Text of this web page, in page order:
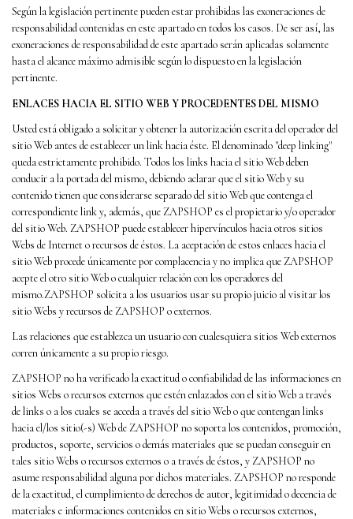
Según la legislación pertinente pueden estar prohibidas las exoneraciones de
responsabilidad contenidas en este apartado en todos los casos. De ser así, las
exoneraciones de responsabilidad de este apartado serán aplicadas solamente
hasta el alcance máximo admisible según lo dispuesto en la legislación
pertinente.
ENLACES HACIA EL SITIO WEB Y PROCEDENTES DEL MISMO
Usted está obligado a solicitar y obtener la autorización escrita del operador del
sitio Web antes de establecer un link hacia éste. El denominado "deep linking"
queda estrictamente prohibido. Todos los links hacia el sitio Web deben
conducir a la portada del mismo, debiendo aclarar que el sitio Web y su
contenido tienen que considerarse separado del sitio Web que contenga el
correspondiente link y, además, que ZAPSHOP es el propietario y/o operador
del sitio Web. ZAPSHOP puede establecer hipervínculos hacia otros sitios
Webs de Internet o recursos de éstos. La aceptación de estos enlaces hacia el
sitio Web procede únicamente por complacencia y no implica que ZAPSHOP
acepte el otro sitio Web o cualquier relación con los operadores del
mismo.ZAPSHOP solicita a los usuarios usar su propio juicio al visitar los
sitio Webs y recursos de ZAPSHOP o externos.
Las relaciones que establezca un usuario con cualesquiera sitios Web externos
corren únicamente a su propio riesgo.
ZAPSHOP no ha verificado la exactitud o confiabilidad de las informaciones en
sitios Webs o recursos externos que estén enlazados con el sitio Web a través
de links o a los cuales se acceda a través del sitio Web o que contengan links
hacia el/los sitio(-s) Web de ZAPSHOP no soporta los contenidos, promoción,
productos, soporte, servicios o demás materiales que se puedan conseguir en
tales sitio Webs o recursos externos o a través de éstos, y ZAPSHOP no
asume responsabilidad alguna por dichos materiales. ZAPSHOP no responde
de la exactitud, el cumplimiento de derechos de autor, legitimidad o decencia de
materiales e informaciones contenidos en sitio Webs o recursos externos,